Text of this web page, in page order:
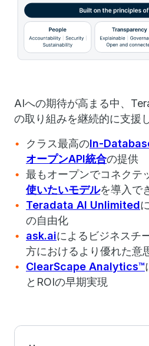
AIへの期待が高まる中、
の取り組みを継続的に支援
クラス最高のIn-
オープンAPI統合の提供
最もオープンでコネクテ
使いたいモデルを導入で
Teradata AI Unlimited
の自由化
ask.aiによるビジネスチ
方におけるより優れた意
ClearScape Analytics™
とROIの早期実現